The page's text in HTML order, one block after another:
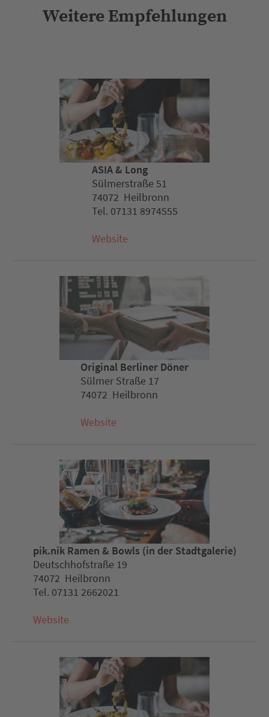
Weitere Empfehlungen
ASIA & Long
Sülmerstraße 51
74072 Heilbronn
Tel. 07131 8974555
Website
Original Berliner Döner
Sülmer Straße 17
74072 Heilbronn
Website
pik.nik Ramen & Bowls (in der Stadtgalerie)
Deutschhofstraße 19
74072 Heilbronn
Tel. 07131 2662021
Website